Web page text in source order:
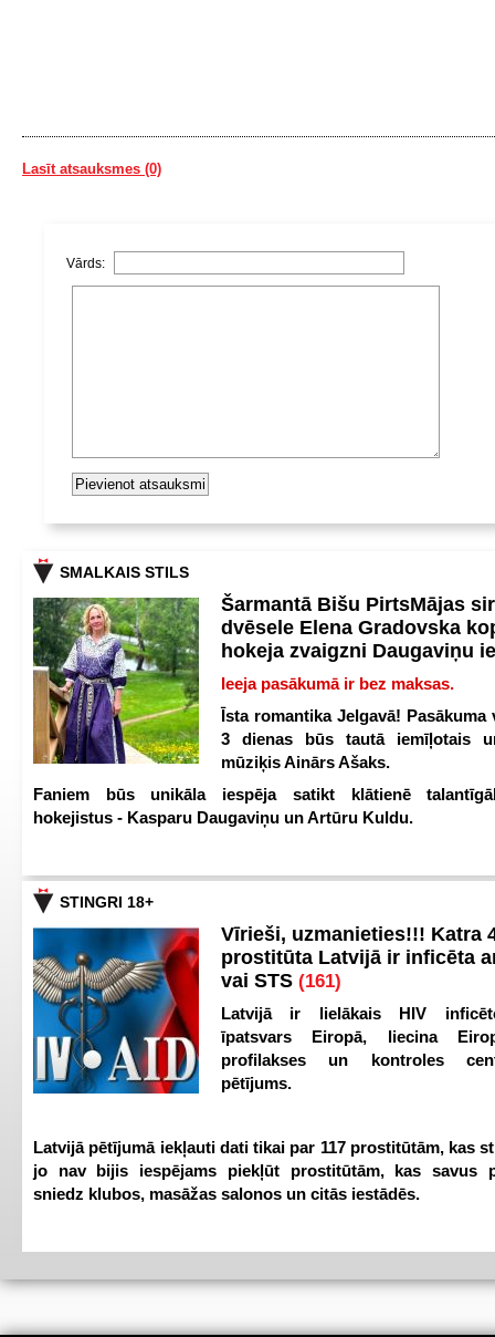
Lasīt atsauksmes (0)
Vārds:
SMALKAIS STILS
Šarmantā Bišu PirtsMājas
dvēsele Elena Gradovska
hokeja zvaigzni Daugaviņu
Ieeja pasākumā ir bez maksas.
Īsta romantika Jelgavā! Pasākuma
3 dienas būs tautā iemīļotais
mūziķis Ainārs Ašaks.
Faniem būs unikāla iespēja satikt klātienē
hokejistus - Kasparu Daugaviņu un Artūru Kuldu.
STINGRI 18+
Vīrieši, uzmanieties!!! Katra
prostitūta Latvijā ir inficēta
vai STS (161)
Latvijā ir lielākais HIV
īpatsvars Eiropā, liecina
profilakses un kontroles
pētījums.
Latvijā pētījumā iekļauti dati tikai par 117 prostitūtām, kas
jo nav bijis iespējams piekļūt prostitūtām, kas savus
sniedz klubos, masāžas salonos un citās iestādēs.